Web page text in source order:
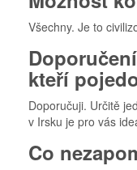
Všechny. Je to
kteří
Doporučuji. Určitě
v Irsku je pro vás
Co